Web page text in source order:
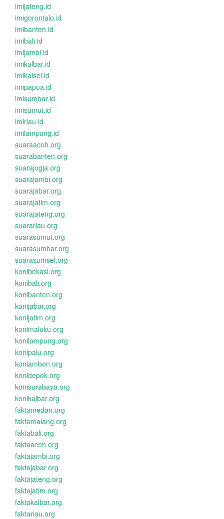
imijateng.id
imigorontalo.id
imibanten.id
imibali.id
imijambi.id
imikalbar.id
imikalsel.id
imipapua.id
imisumbar.id
imisumut.id
imiriau.id
imilampung.id
suaraaceh.org
suarabanten.org
suarajogja.org
suarajambi.org
suarajabar.org
suarajatim.org
suarajateng.org
suarariau.org
suarasumut.org
suarasumbar.org
suarasumsel.org
konibekasi.org
konibali.org
konibanten.org
konijabar.org
konijatim.org
konimaluku.org
konilampung.org
konipalu.org
koniambon.org
konidepok.org
konisurabaya.org
konikalbar.org
faktamedan.org
faktamalang.org
faktabali.org
faktaaceh.org
faktajambi.org
faktajabar.org
faktajateng.org
faktajatim.org
faktakalbar.org
faktariau.org